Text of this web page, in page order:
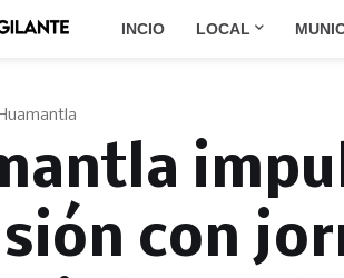
INCIO LOCAL
Huamantla
con